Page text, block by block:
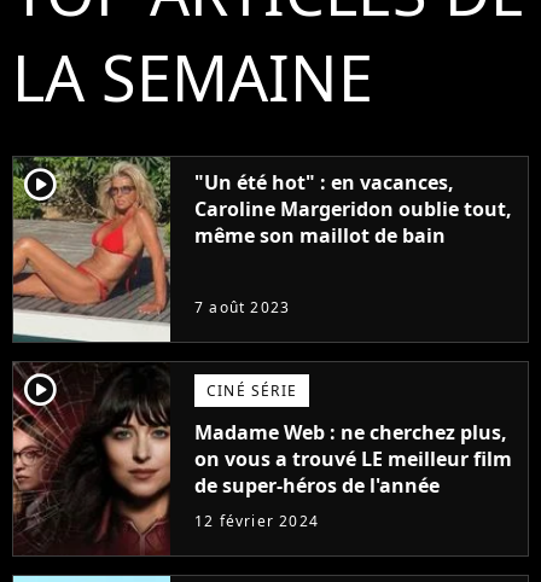
LA SEMAINE
player2
"Un été hot" : en vacances,
Caroline Margeridon oublie tout,
même son maillot de bain
7 août 2023
player2 CINÉ SÉRIE
Madame Web : ne cherchez plus,
on vous a trouvé LE meilleur film
de super-héros de l'année
12 février 2024